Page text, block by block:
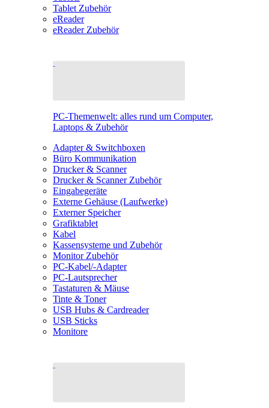
Tablet Zubehör
eReader
eReader Zubehör
PC-Themenwelt: alles rund um Computer,
Laptops & Zubehör
Adapter & Switchboxen
Büro Kommunikation
Drucker & Scanner
Drucker & Scanner Zubehör
Eingabegeräte
Externe Gehäuse (Laufwerke)
Externer Speicher
Grafiktablet
Kabel
Kassensysteme und Zubehör
Monitor Zubehör
PC-Kabel/-Adapter
PC-Lautsprecher
Tastaturen & Mäuse
Tinte & Toner
USB Hubs & Cardreader
USB Sticks
Monitore